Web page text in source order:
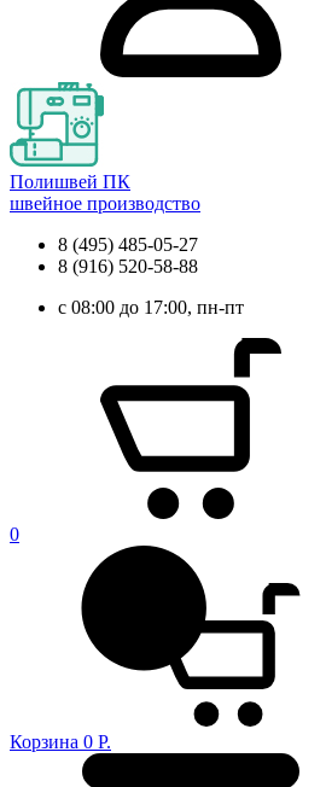
Полишвей ПК
швейное производство
8 (495) 485-05-27
8 (916) 520-58-88
с 08:00 до 17:00, пн-пт
0
Корзина 0 Р.